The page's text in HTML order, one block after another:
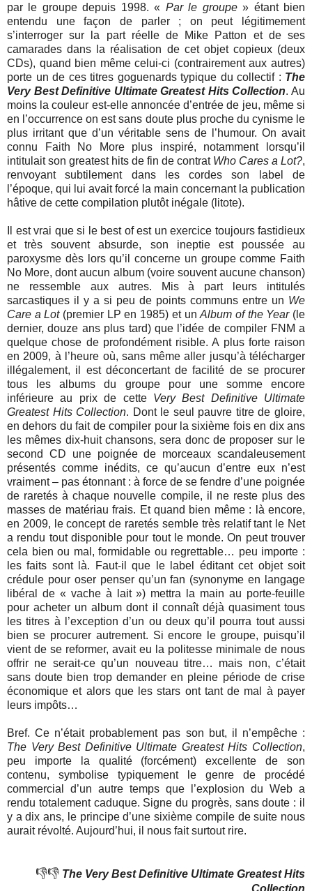
par le groupe depuis 1998. « Par le groupe» étant bien
entendu une façon de parler ; on peut légitimement
s’interroger sur la part réelle de Mike Patton et de ses
camarades dans la réalisation de cet objet copieux (deux
CDs), quand bien même celui-ci (contrairement aux autres)
porte un de ces titres goguenards typique du collectif : The
Very Best Definitive Ultimate Greatest Hits Collection. Au
moins la couleur est-elle annoncée d’entrée de jeu, même si
en l’occurrence on est sans doute plus proche du cynisme le
plus irritant que d’un véritable sens de l’humour. On avait
connu Faith No More plus inspiré, notamment lorsqu’il
intitulait son greatest hits de fin de contrat Who Cares a Lot?,
renvoyant subtilement dans les cordes son label de
l’époque, qui lui avait forcé la main concernant la publication
hâtive de cette compilation plutôt inégale (litote).
Il est vrai que si le best of est un exercice toujours fastidieux
et très souvent absurde, son ineptie est poussée au
paroxysme dès lors qu’il concerne un groupe comme Faith
No More, dont aucun album (voire souvent aucune chanson)
ne ressemble aux autres. Mis à part leurs intitulés
sarcastiques il y a si peu de points communs entre un We
Care a Lot (premier LP en 1985) et unAlbum of the Year(le
dernier, douze ans plus tard) que l’idée de compiler FNM a
quelque chose de profondément risible. A plus forte raison
en 2009, à l’heure où, sans même aller jusqu’à télécharger
illégalement, il est déconcertant de facilité de se procurer
tous les albums du groupe pour une somme encore
inférieure au prix de cette Very Best Definitive Ultimate
Greatest Hits Collection. Dont le seul pauvre titre de gloire,
en dehors du fait de compiler pour la sixième fois en dix ans
les mêmes dix-huit chansons, sera donc de proposer sur le
second CD une poignée de morceaux scandaleusement
présentés comme inédits, ce qu’aucun d’entre eux n’est
vraiment – pas étonnant : à force de se fendre d’une poignée
de raretés à chaque nouvelle compile, il ne reste plus des
masses de matériau frais. Et quand bien même : là encore,
en 2009, le concept de raretés semble très relatif tant le Net
a rendu tout disponible pour tout le monde. On peut trouver
cela bien ou mal, formidable ou regrettable… peu importe :
les faits sont là. Faut-il que le label éditant cet objet soit
crédule pour oser penser qu’un fan (synonyme en langage
libéral de « vache à lait ») mettra la main au porte-feuille
pour acheter un album dont il connaît déjà quasiment tous
les titres à l’exception d’un ou deux qu’il pourra tout aussi
bien se procurer autrement. Si encore le groupe, puisqu’il
vient de se reformer, avait eu la politesse minimale de nous
offrir ne serait-ce qu’un nouveau titre… mais non, c’était
sans doute bien trop demander en pleine période de crise
économique et alors que les stars ont tant de mal à payer
leurs impôts…
Bref. Ce n’était probablement pas son but, il n’empêche :
The Very Best Definitive Ultimate Greatest Hits Collection,
peu importe la qualité (forcément) excellente de son
contenu, symbolise typiquement le genre de procédé
commercial d’un autre temps que l’explosion du Web a
rendu totalement caduque. Signe du progrès, sans doute : il
y a dix ans, le principe d’une sixième compile de suite nous
aurait révolté. Aujourd’hui, il nous fait surtout rire.
👎👎 The Very Best Definitive Ultimate Greatest Hits
Collection